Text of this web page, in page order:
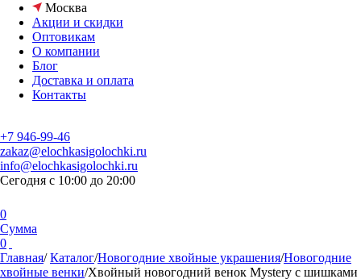
Москва
Акции и скидки
Оптовикам
О компании
Блог
Доставка и оплата
Контакты
+7 946-99-46
zakaz@elochkasigolochki.ru
info@elochkasigolochki.ru
Сегодня с 10:00 до 20:00
0
Сумма
0
Главная/ Каталог/Новогодние хвойные украшения/Новогодние
хвойные венки/Хвойный новогодний венок Mystery с шишками